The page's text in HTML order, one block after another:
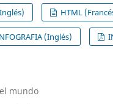
HTML
(Inglés)
mundo